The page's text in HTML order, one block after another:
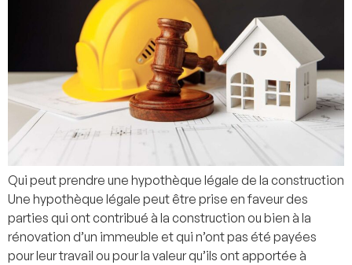
Qui peut prendre une hypothèque légale de la construction
Une hypothèque légale peut être prise en faveur des
parties qui ont contribué à la construction ou bien à la
rénovation d’un immeuble et qui n’ont pas été payées
pour leur travail ou pour la valeur qu’ils ont apportée à